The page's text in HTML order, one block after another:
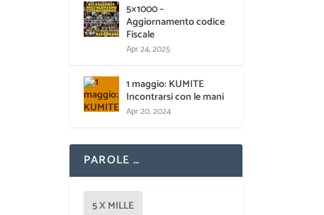
5×1000 –
Aggiornamento codice
Fiscale
Apr 24, 2025
1 maggio: KUMITE
Incontrarsi con le mani
Apr 20, 2024
PAROLE …
5 X MILLE